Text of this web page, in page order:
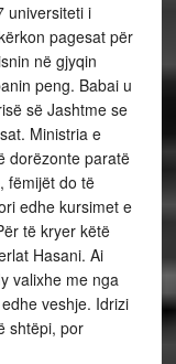
universiteti i
pagesat për
në gjyqin
peng. Babai u
së Jashtme se
Ministria e
dorëzonte paratë
fëmijët do të
edhe kursimet e
të kryer këtë
Hasani. Ai
valixhe me nga
veshje. Idrizi
shtëpi, por